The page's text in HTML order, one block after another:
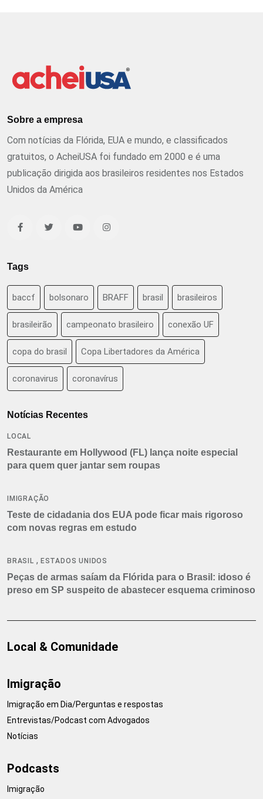
Sobre a empresa
Com notícias da Flórida, EUA e mundo, e classificados
gratuitos, o AcheiUSA foi fundado em 2000 e é uma
publicação dirigida aos brasileiros residentes nos Estados
Unidos da América
Tags
baccf bolsonaro BRAFF brasil brasileiros
brasileirão campeonato brasileiro conexão UF
copa do brasil Copa Libertadores da América
coronavirus coronavírus
Notícias Recentes
LOCAL
Restaurante em Hollywood (FL) lança noite especial
para quem quer jantar sem roupas
IMIGRAÇÃO
Teste de cidadania dos EUA pode ficar mais rigoroso
com novas regras em estudo
BRASIL , ESTADOS UNIDOS
Peças de armas saíam da Flórida para o Brasil: idoso é
preso em SP suspeito de abastecer esquema criminoso
Local & Comunidade
Imigração
Imigração em Dia/Perguntas e respostas
Entrevistas/Podcast com Advogados
Notícias
Podcasts
Imigração